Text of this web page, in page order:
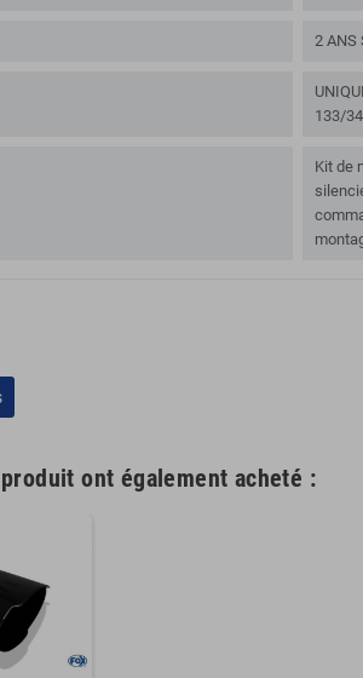
2 ANS
133/
Kit de
ont également acheté :